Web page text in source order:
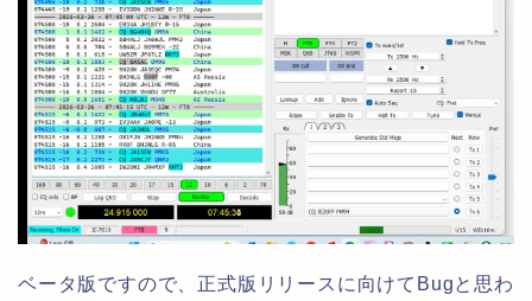
ベータ版ですので、正式版リリースに向けてBugと思わ